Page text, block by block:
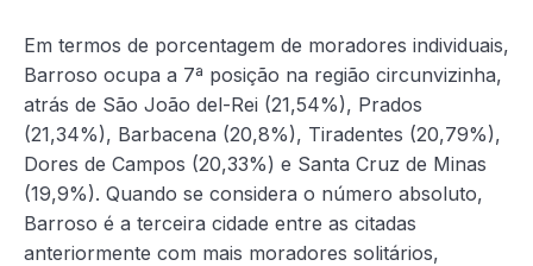
Em termos de porcentagem de moradores individuais,
Barroso ocupa a 7ª posição na região circunvizinha,
atrás de São João del-Rei (21,54%), Prados
(21,34%), Barbacena (20,8%), Tiradentes (20,79%),
Dores de Campos (20,33%) e Santa Cruz de Minas
(19,9%). Quando se considera o número absoluto,
Barroso é a terceira cidade entre as citadas
anteriormente com mais moradores solitários,